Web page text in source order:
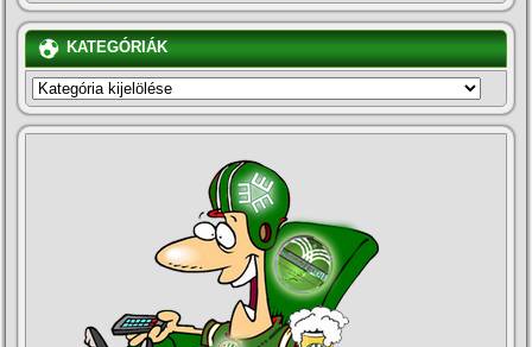
KATEGÓRIÁK
KATEGÓRIÁK